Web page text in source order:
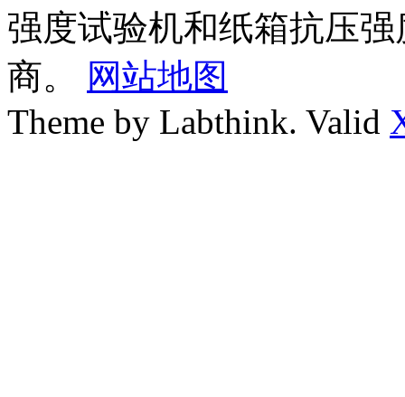
强度试验机和纸箱抗压
商。
网站地图
Theme by Labthink. Valid